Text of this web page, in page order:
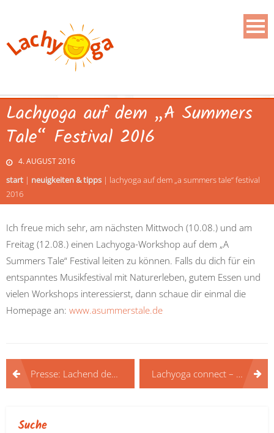
Lachyoga auf dem „A Summers
Tale“ Festival 2016
4. AUGUST 2016
start | neuigkeiten & tipps | lachyoga auf dem „a summers tale“ festival
2016
Ich freue mich sehr, am nächsten Mittwoch (10.08.) und am
Freitag (12.08.) einen Lachyoga-Workshop auf dem „A
Summers Tale“ Festival leiten zu können. Falls du dich für ein
entspanntes Musikfestival mit Naturerleben, gutem Essen und
vielen Workshops interessierst, dann schaue dir einmal die
Homepage an: www.asummerstale.de
Beitragsnavigation
Presse: Lachend dem Schmerz begegnen Lachyoga connect – das Netzwerktreffen war ein voller Erfolg
Suche